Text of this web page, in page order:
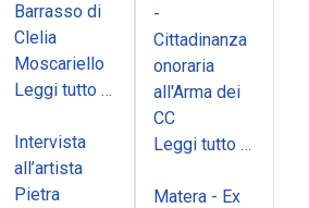
Barrasso di
Clelia
Moscariello
Leggi tutto …
Intervista
all’artista
Pietra
-
Cittadinanza
onoraria
all'Arma dei
CC
Leggi tutto …
Matera - Ex